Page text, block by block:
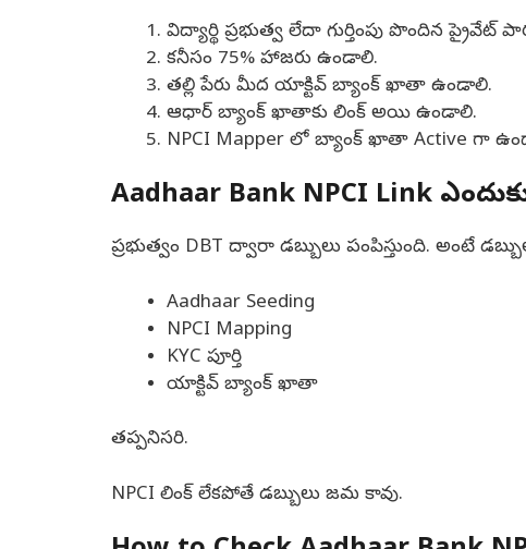
విద్యార్థి ప్రభుత్వ లేదా గుర్తింపు పొందిన
కనీసం 75% హాజరు ఉండాలి.
తల్లి పేరు మీద యాక్టివ్ బ్యాంక్ ఖాతా ఉండాలి.
ఆధార్ బ్యాంక్ ఖాతాకు లింక్ అయి ఉండాలి.
NPCI Mapper లో బ్యాంక్ ఖాతా Active గా
Aadhaar Bank NPCI Link
ప్రభుత్వం DBT ద్వారా డబ్బులు పంపిస్తుంది. అంటే
Aadhaar Seeding
NPCI Mapping
KYC పూర్తి
యాక్టివ్ బ్యాంక్ ఖాతా
తప్పనిసరి.
NPCI లింక్ లేకపోతే డబ్బులు జమ కావు.